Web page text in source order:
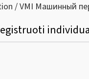
/ VMI Машинный